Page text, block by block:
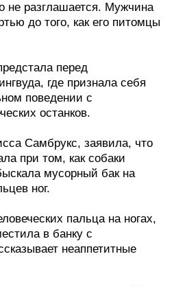
не разглашается. Мужчина
до того, как его питомцы
перед
где признала себя
поведении с
останков.
Самбрукс, заявила, что
при том, как собаки
мусорный бак на
ног.
пальца на ногах,
в банку с
неаппетитные